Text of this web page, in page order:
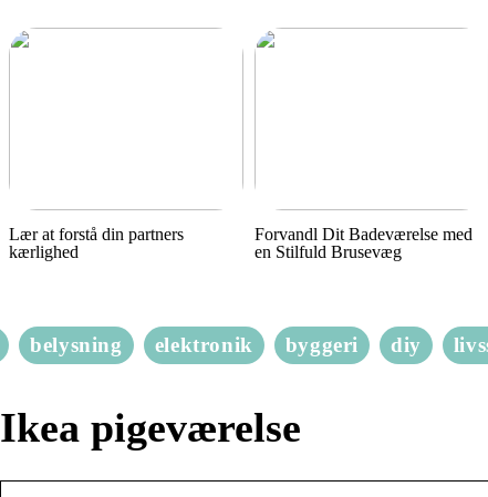
Lær at forstå din partners
kærlighed
Forvandl Dit Badeværelse med
en Stilfuld Brusevæg
belysning elektronik byggeri diy
Ikea pigeværelse